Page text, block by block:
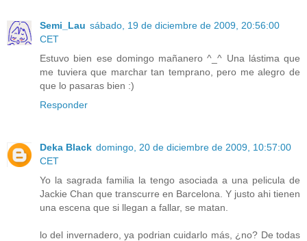
Semi_Lau sábado, 19 de diciembre de 2009, 20:56:00
CET
Estuvo bien ese domingo mañanero ^_^ Una lástima que
me tuviera que marchar tan temprano, pero me alegro de
que lo pasaras bien :)
Responder
Deka Black domingo, 20 de diciembre de 2009, 10:57:00
CET
Yo la sagrada familia la tengo asociada a una pelicula de
Jackie Chan que transcurre en Barcelona. Y justo ahi tienen
una escena que si llegan a fallar, se matan.
lo del invernadero, ya podrian cuidarlo más, ¿no? De todas